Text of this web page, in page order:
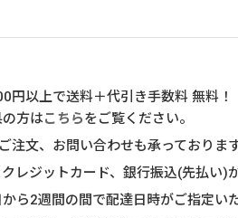
円以上で送料＋代引き手数料 無料！
方はこちらをご覧ください。
注文、お問い合わせも承っておりま
レジットカード、銀行振込(先払い)
から2週間の間で配達日時がご指定い